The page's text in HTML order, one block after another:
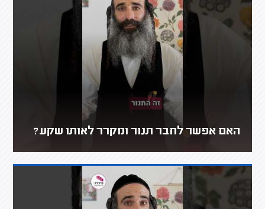
האם אפשר לחבר תנור ומקרר לאותו שקע?